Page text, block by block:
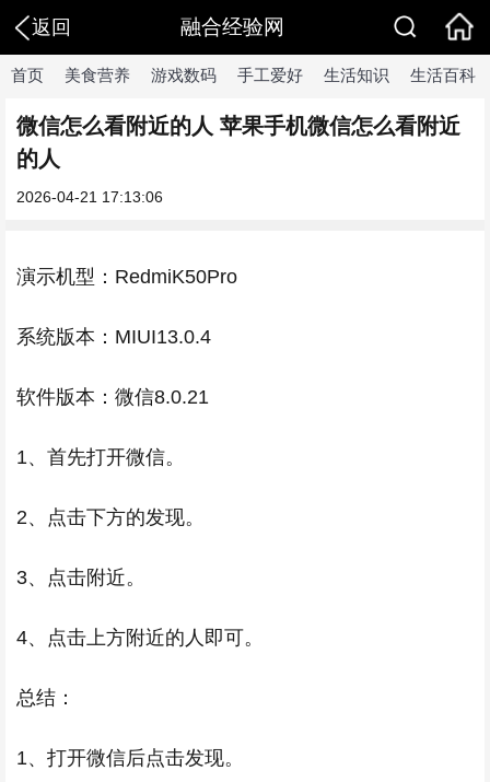
返回 融合经验网
首页 美食营养 游戏数码 手工爱好 生活知识 生活百科
微信怎么看附近的人 苹果手机微信怎么看附近
的人
2026-04-21 17:13:06
演示机型：RedmiK50Pro
系统版本：MIUI13.0.4
软件版本：微信8.0.21
1、首先打开微信。
2、点击下方的发现。
3、点击附近。
4、点击上方附近的人即可。
总结：
1、打开微信后点击发现。